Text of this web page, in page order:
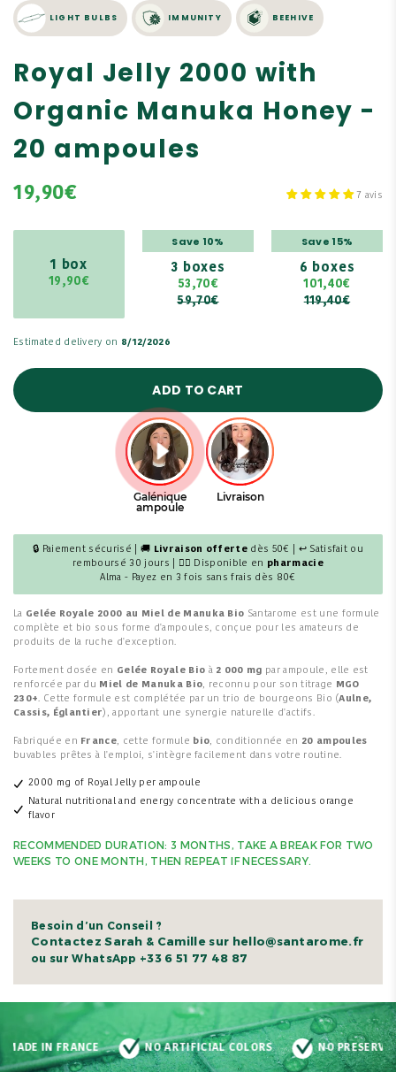
LIGHT BULBS IMMUNITY BEEHIVE
Royal Jelly 2000 with
Organic Manuka Honey -
20 ampoules
19,90€ 7 avis
1 box
19,90€
3 boxes
Save 10%
53,70€
59,70€
6 boxes
Save 15%
101,40€
119,40€
Estimated delivery on 8/12/2026
ADD TO CART
🔒 Paiement sécurisé | 🚚 Livraison offerte dès 50€ | ↩ Satisfait ou
remboursé 30 jours | 👩‍⚕️ Disponible en pharmacie
Alma - Payez en 3 fois sans frais dès 80€
La Gelée Royale 2000 au Miel de Manuka Bio Santarome est une formule
complète et bio sous forme d'ampoules, conçue pour les amateurs de
produits de la ruche d'exception.
Fortement dosée en Gelée Royale Bio à 2 000 mg par ampoule, elle est
renforcée par du Miel de Manuka Bio, reconnu pour son titrage
MGO
230+. Cette formule est complétée par un trio de bourgeons Bio (Aulne,
Cassis, Églantier), apportant une synergie naturelle d'actifs.
Fabriquée en France, cette formule bio, conditionnée en 20 ampoules
buvables prêtes à l'emploi, s'intègre facilement dans votre routine.
2000 mg of Royal Jelly per ampoule
Natural nutritional and energy concentrate with a delicious orange
flavor
RECOMMENDED DURATION: 3 MONTHS, TAKE A BREAK FOR TWO
WEEKS TO ONE MONTH, THEN REPEAT IF NECESSARY.
Besoin d’un Conseil ?
Contactez Sarah & Camille sur hello@santarome.fr
ou sur WhatsApp +33 6 51 77 48 87
ARTIFICIAL COLORS NO PRESERVATIVES 100% ORGANIC